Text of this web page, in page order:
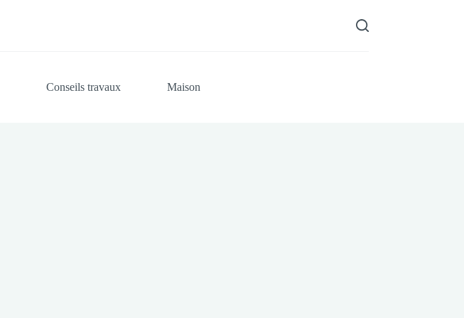
Conseils travaux Maison